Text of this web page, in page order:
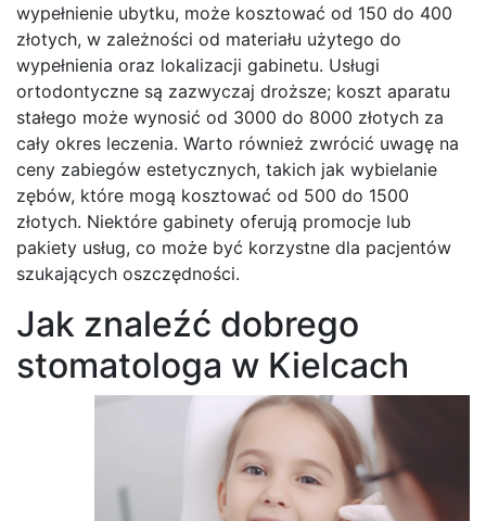
wypełnienie ubytku, może kosztować od 150 do 400
złotych, w zależności od materiału użytego do
wypełnienia oraz lokalizacji gabinetu. Usługi
ortodontyczne są zazwyczaj droższe; koszt aparatu
stałego może wynosić od 3000 do 8000 złotych za
cały okres leczenia. Warto również zwrócić uwagę na
ceny zabiegów estetycznych, takich jak wybielanie
zębów, które mogą kosztować od 500 do 1500
złotych. Niektóre gabinety oferują promocje lub
pakiety usług, co może być korzystne dla pacjentów
szukających oszczędności.
Jak znaleźć dobrego
stomatologa w Kielcach